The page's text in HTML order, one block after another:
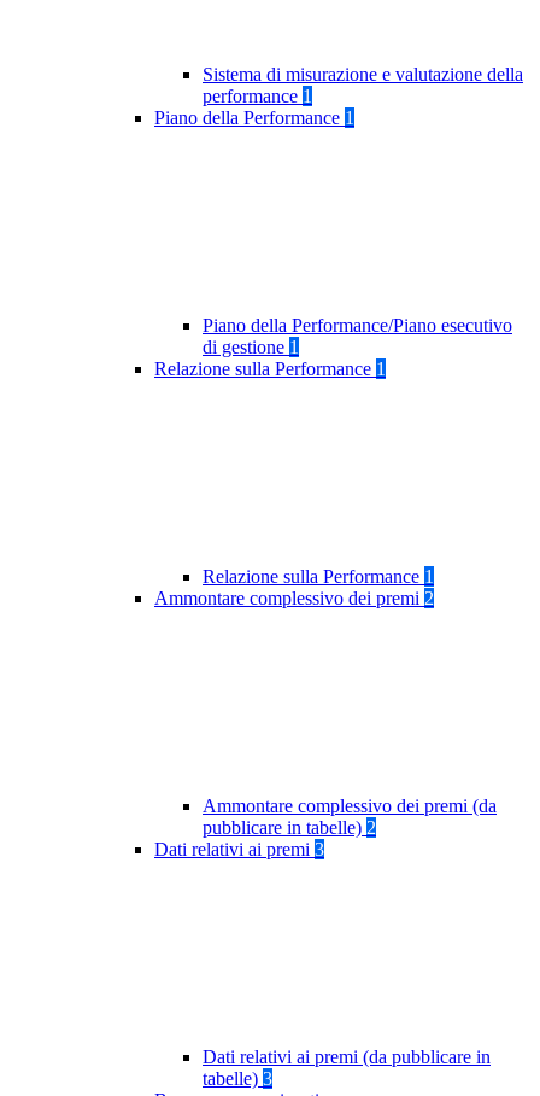
Sistema di misurazione e valutazione della
performance 1
Piano della Performance 1
Piano della Performance/Piano esecutivo
di gestione 1
Relazione sulla Performance 1
Relazione sulla Performance 1
Ammontare complessivo dei premi 2
Ammontare complessivo dei premi (da
pubblicare in tabelle) 2
Dati relativi ai premi 3
Dati relativi ai premi (da pubblicare in
tabelle) 3